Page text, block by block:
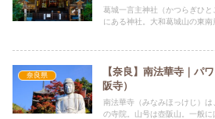
葛城一言主神社（かつらぎひ
にある神社。大和葛城山の東南
奈良県
【奈良】南法華寺｜パ
阪寺）
南法華寺（みなみほっけじ）
の寺院。山号は壺阪山。一般に